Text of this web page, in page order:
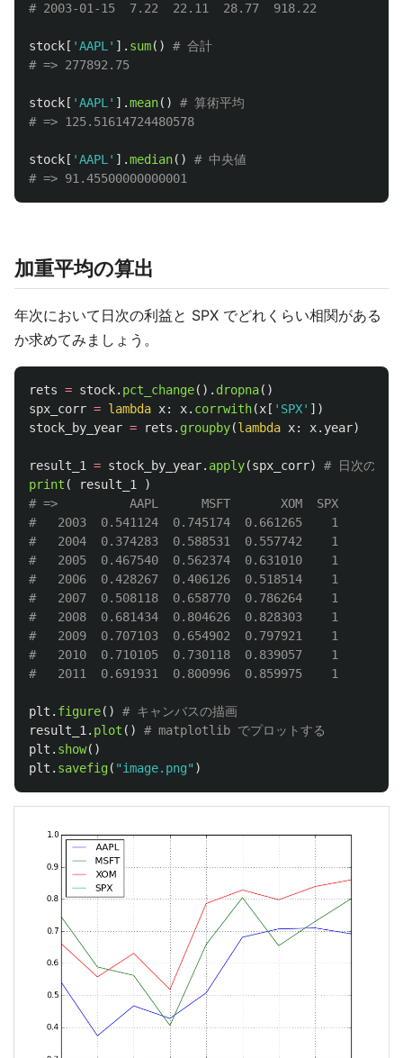
stock [ 'AAPL ' ]. sum()
# 合計
stock [ 'AAPL ' ].mean()
# 算術平均
stock [ 'AAPL ' ].median()
# 中央値
加重平均の算出
年次において日次の利益と SPX でどれくらい相関がある
か求めてみましょう。
rets = stock. pct_change(). dropna()
spx_corr = lambda x: x. corrwith(x [ ' SPX' ])
stock_by_year = rets . groupby(lambda x: x. year)
result_1 = stock_by_year. apply(spx_corr)
print ( result_1
)
# =>          AAPL      MSFT       XOM  SPX
#   2003  0.541124  0.745174  0.661265    1
#   2004  0.374283  0.588531  0.557742    1
#   2005  0.467540  0.562374  0.631010    1
#   2006  0.428267  0.406126  0.518514    1
#   2007  0.508118  0.658770  0.786264    1
#   2008  0.681434  0.804626  0.828303    1
#   2009  0.707103  0.654902  0.797921    1
#   2010  0.710105  0.730118  0.839057    1
plt . figure()
result_1 . plot ()
plt . show()
plt . savefig( "image.png" )